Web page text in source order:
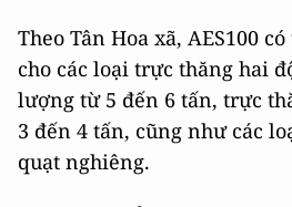
Theo Tân Hoa xã, AES100
cho các loại trực thăng hai
lượng từ 5 đến 6 tấn, trực
3 đến 4 tấn, cũng như các
quạt nghiêng.